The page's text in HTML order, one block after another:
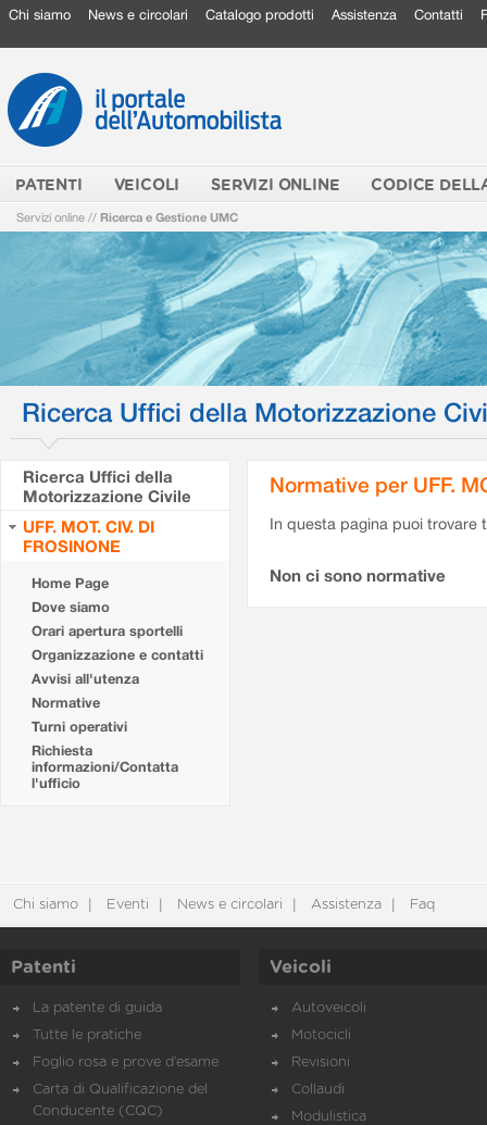
Chi siamo News e circolari Catalogo prodotti Assistenza Contatti
PATENTI VEICOLI SERVIZI ONLINE CODICE
Servizi online // Ricerca e Gestione UMC
Ricerca Uffici della Motorizzazione
Ricerca Uffici della
Motorizzazione Civile
UFF. MOT. CIV. DI
FROSINONE
Home Page
Dove siamo
Orari apertura sportelli
Organizzazione e contatti
Avvisi all'utenza
Normative
Turni operativi
Richiesta
informazioni/Contatta
l'ufficio
Normative per UFF.
In questa pagina puoi
Non ci sono normative
Chi siamo Eventi News e circolari Assistenza Faq
Patenti
La patente di guida
Tutte le pratiche
Foglio rosa e prove d’esame
Carta di Qualificazione del
Conducente (CQC)
Veicoli
Autoveicoli
Motocicli
Revisioni
Collaudi
Modulistica